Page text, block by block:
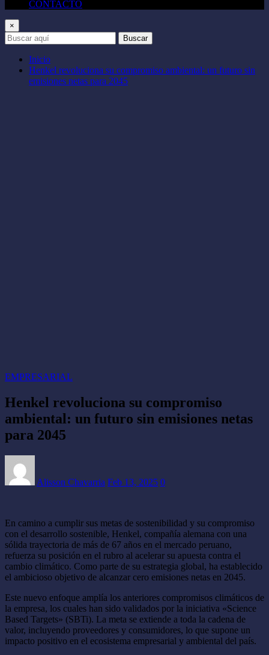
CONTACTO
×
Buscar
Inicio
Henkel revoluciona su compromiso ambiental: un futuro sin
emisiones netas para 2045
EMPRESARIAL
Henkel revoluciona su compromiso
ambiental: un futuro sin emisiones netas
para 2045
Alisson Chavarria Feb 13, 2025 0
En camino a cumplir sus metas de sostenibilidad y su compromiso
con el desarrollo sostenible, Henkel, compañía alemana con una
sólida trayectoria de más de 67 años en el mercado peruano,
refuerza su posición en el rubro al acelerar su apuesta contra el
cambio climático. Como parte de su estrategia global, ha establecido
el ambicioso objetivo de alcanzar cero emisiones netas en 2045.
Este nuevo enfoque amplía los anteriores compromisos climáticos de
la empresa, los cuales han sido validados por la iniciativa «Science
Based Targets» (SBTi). La meta se extiende a toda la cadena de
valor, incluyendo proveedores y consumidores, lo que supone un
impacto positivo en el ecosistema empresarial y ambiental del país.